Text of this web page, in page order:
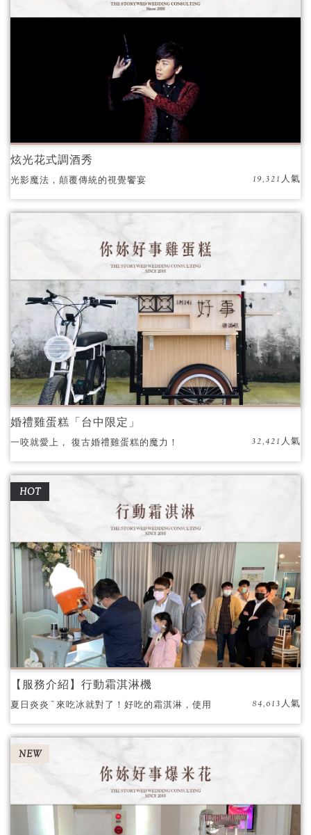
炫光花式調酒秀
光影魔法，顛覆傳統的視覺饗宴 19,321人氣
婚禮雞蛋糕「台中限定」
一咬就愛上， 復古婚禮雞蛋糕的魔力！ 32,421人氣
HOT
【服務介紹】行動霜淇淋機
夏日炎炎~來吃冰就對了！好吃的霜淇淋，使用
高品質的口感來自對選用天然食材的堅持！
84,613人氣
NEW